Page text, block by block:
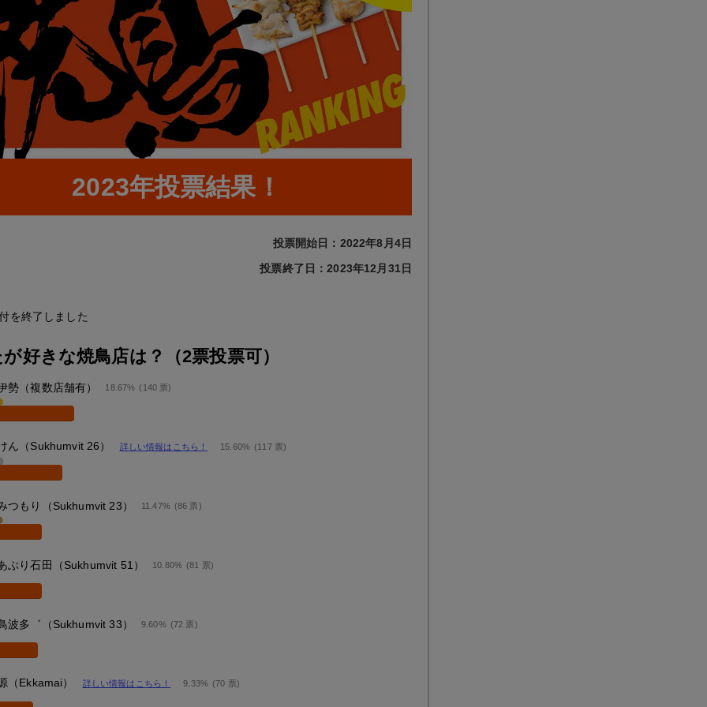
2023年投票結果！
投票開始日：2022年8月4日
投票終了日：2023年12月31日
を終了しました
好きな焼鳥店は？（2票投票可）
勢（複数店舗有） 18.67% (140 票)
ん（Sukhumvit 26） 詳しい情報はこちら！ 15.60% (117 票)
つもり（Sukhumvit 23） 11.47% (86 票)
ぶり石田（Sukhumvit 51） 10.80% (81 票)
波多゛（Sukhumvit 33） 9.60% (72 票)
（Ekkamai） 詳しい情報はこちら！ 9.33% (70 票)